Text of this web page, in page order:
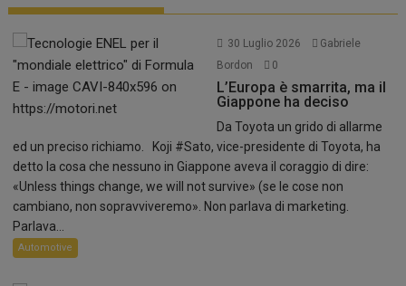
30 Luglio 2026
Gabriele
Bordon
0
L’Europa è smarrita, ma il
Giappone ha deciso
Da Toyota un grido di allarme
ed un preciso richiamo. Koji #Sato, vice-presidente di Toyota, ha
detto la cosa che nessuno in Giappone aveva il coraggio di dire:
«Unless things change, we will not survive» (se le cose non
cambiano, non sopravviveremo». Non parlava di marketing.
Parlava...
Automotive